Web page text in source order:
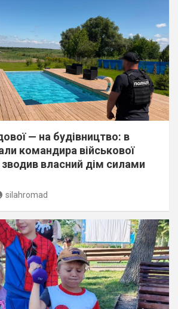
— на будівництво: в
командира військової
зводив власний дім силами
silahromad